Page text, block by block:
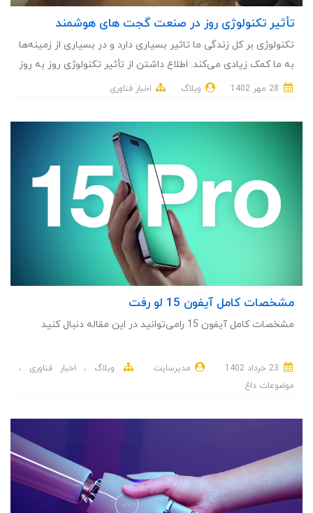
تأثیر تکنولوژی روز در صنعت گجت‌ های هوشمند
تکنولوژی بر کل زندگی ما تاثیر بسیاری دارد و در بسیاری از زمینه‌ها
به ما کمک زیادی می‌کند. اطلاع داشتن از تأثیر تکنولوژی روز به روز
در صنعت گجت‌ های هوشمند برای بهره بردن از تکنولوژی در زندگی
برایمان آسان می‌کند. بااین‌حال نکته قابل توجه نحوه استفاده
درست از تکنولوژی است. اگر نحوه استفاده درست از تکنولوژی را
رعایت نکنیم، به تدریج به آن اعتیاد پیدا می‌کنیم و هدف‌های
اصلی زندگی‌مان را فراموش خواهیم کرد. بنابراین، لازم است که به
نحو درست از تکنولوژی استفاده کنیم.
وبلاگ اخبار فناوری
مشخصات کامل آیفون 15 لو رفت
مشخصات کامل آیفون 15 رامی‌توانید در این مقاله دنبال کنید
مدیرسایت وبلاگ
اخبار فناوری
موضوعات داغ